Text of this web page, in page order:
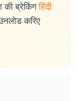
की ब्रेकिंग हिंदी
करिए